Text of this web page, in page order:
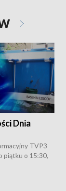
Dnia
TVP3
piątku o 15:30,